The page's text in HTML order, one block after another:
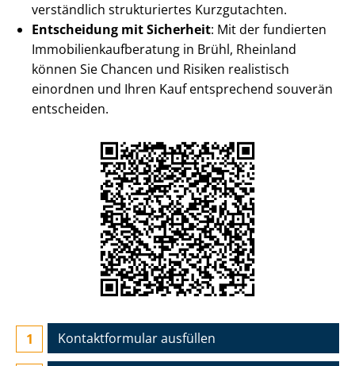
verständlich strukturiertes Kurzgutachten.
Entscheidung mit Sicherheit: Mit der fundierten
Im­mo­bi­li­en­kauf­be­ra­tung in Brühl, Rheinland
können Sie Chancen und Risiken realistisch
einordnen und Ihren Kauf entsprechend souverän
entscheiden.
Kontaktformular ausfüllen